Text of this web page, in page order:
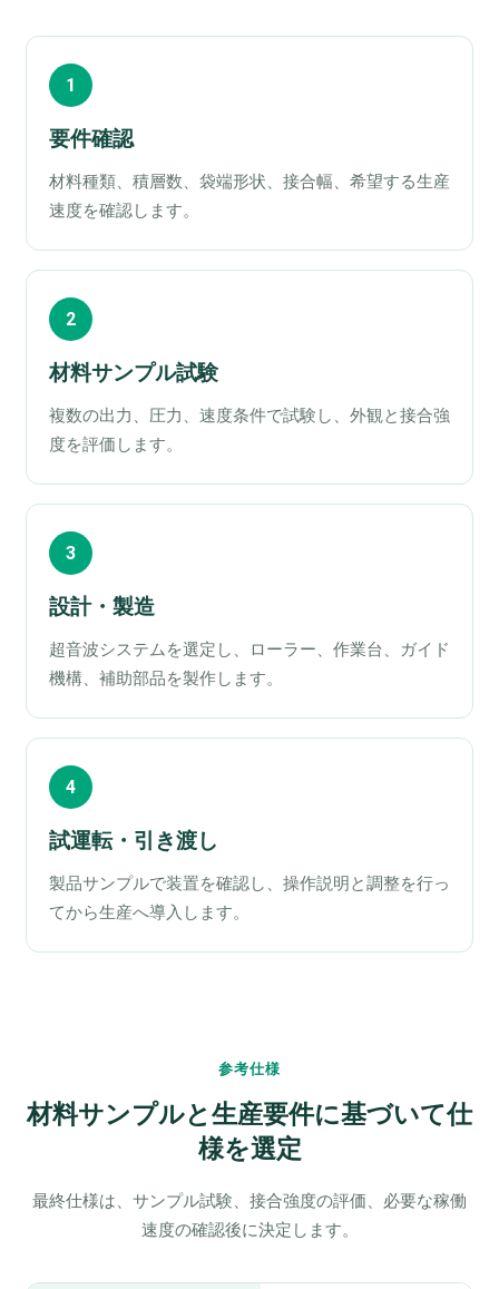
1
要件確認
材料種類、積層数、袋端形状、接合幅、希望する生産
速度を確認します。
2
材料サンプル試験
複数の出力、圧力、速度条件で試験し、外観と接合強
度を評価します。
3
設計・製造
超音波システムを選定し、ローラー、作業台、ガイド
機構、補助部品を製作します。
4
試運転・引き渡し
製品サンプルで装置を確認し、操作説明と調整を行っ
てから生産へ導入します。
参考仕様
材料サンプルと生産要件に基づいて仕
様を選定
最終仕様は、サンプル試験、接合強度の評価、必要な稼働
速度の確認後に決定します。